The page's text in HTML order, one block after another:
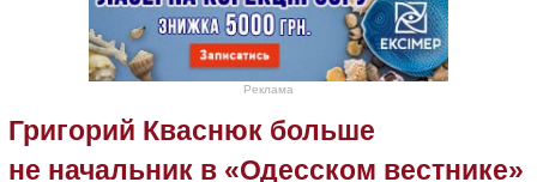
Реклама
Григорий Кваснюк больше
не начальник в «Одесском вестнике»